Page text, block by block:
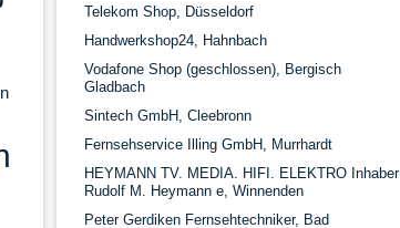
Telekom Shop, Düsseldorf
Handwerkshop24, Hahnbach
Vodafone Shop (geschlossen), Bergisch
Gladbach
Sintech GmbH, Cleebronn
Fernsehservice Illing GmbH, Murrhardt
HEYMANN TV. MEDIA. HIFI. ELEKTRO Inhaber
Rudolf M. Heymann e, Winnenden
Peter Gerdiken Fernsehtechniker, Bad